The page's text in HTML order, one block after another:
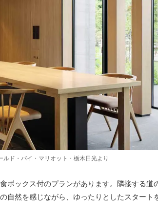
ルド・バイ・マリオット・栃木日光より
ボックス付のプランがあります。隣接する道
自然を感じながら、ゆったりとしたスタート